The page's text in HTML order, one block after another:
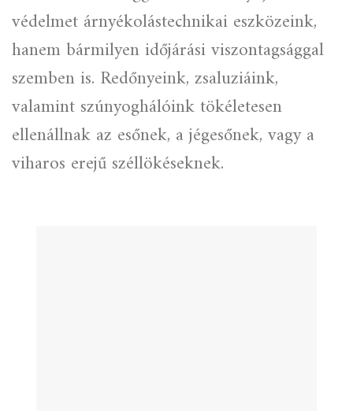
védelmet árnyékolástechnikai eszközeink,
hanem bármilyen időjárási viszontagsággal
szemben is. Redőnyeink, zsaluziáink,
valamint szúnyoghálóink tökéletesen
ellenállnak az esőnek, a jégesőnek, vagy a
viharos erejű széllökéseknek.